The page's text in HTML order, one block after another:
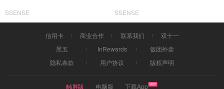
SSENSE SSENSE
信用卡 商业合作 联系我们
双十一
黑五
InRewards
饭团外卖
隐私条款
用户协议 版权声明
触屏版 电脑版 下载App